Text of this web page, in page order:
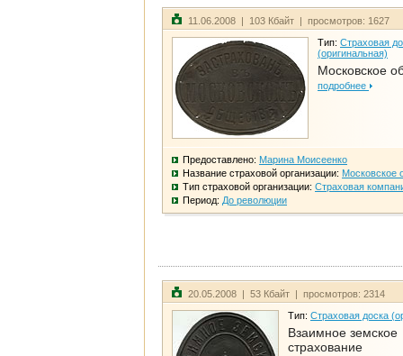
11.06.2008 | 103 Кбайт | просмотров: 1627
Тип: Страховая
(оригинальная)
Московское
подробнее
Предоставлено: Марина Моисеенко
Название страховой организации: Московское
Тип страховой организации: Страховая
Период: До революции
20.05.2008 | 53 Кбайт | просмотров: 2314
Тип: Страховая доска
Взаимное земское
страхование